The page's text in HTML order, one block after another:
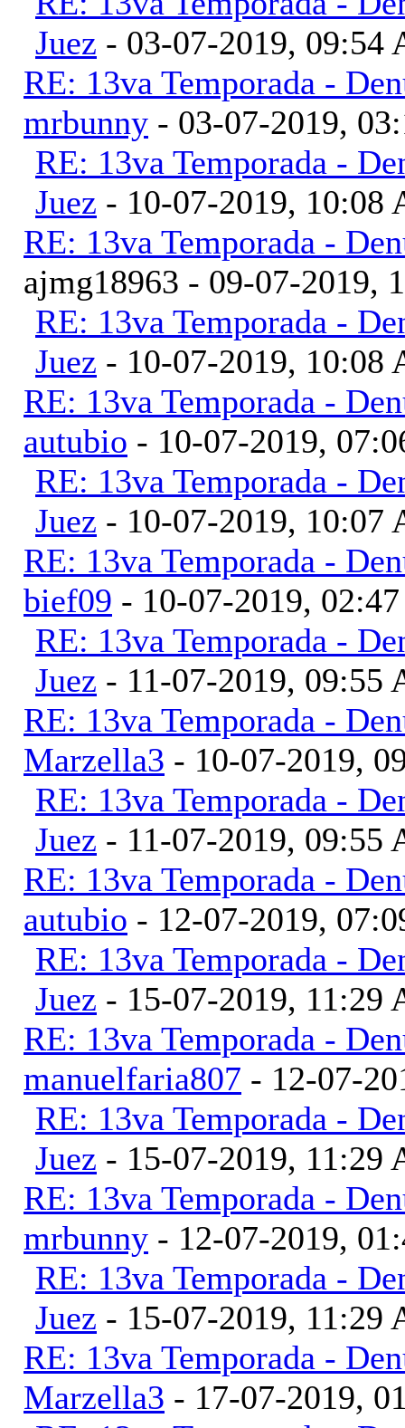
Juez - 03-07-2019, 09:54
RE: 13va Temporada -
mrbunny - 03-07-2019,
RE: 13va Temporada -
Juez - 10-07-2019, 10:08
RE: 13va Temporada -
ajmg18963 - 09-07-2019,
RE: 13va Temporada -
Juez - 10-07-2019, 10:08
RE: 13va Temporada -
autubio - 10-07-2019,
RE: 13va Temporada -
Juez - 10-07-2019, 10:07
RE: 13va Temporada -
bief09 - 10-07-2019,
RE: 13va Temporada -
Juez - 11-07-2019, 09:55
RE: 13va Temporada -
Marzella3 - 10-07-2019,
RE: 13va Temporada -
Juez - 11-07-2019, 09:55
RE: 13va Temporada -
autubio - 12-07-2019,
RE: 13va Temporada -
Juez - 15-07-2019, 11:29
RE: 13va Temporada -
manuelfaria807 - 12-07-
RE: 13va Temporada -
Juez - 15-07-2019, 11:29
RE: 13va Temporada -
mrbunny - 12-07-2019,
RE: 13va Temporada -
Juez - 15-07-2019, 11:29
RE: 13va Temporada -
Marzella3 - 17-07-2019,